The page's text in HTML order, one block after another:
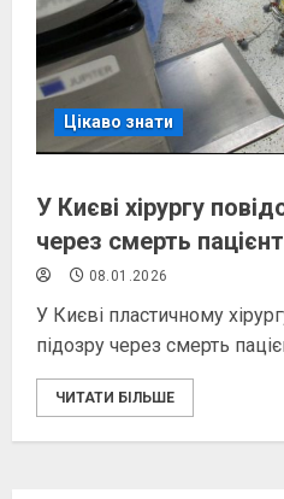
Цікаво знати
У Києві хірургу
через смерть
08.01.2026
У Києві пластичному
підозру через смерть
ЧИТАТИ БІЛЬШЕ